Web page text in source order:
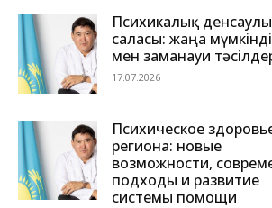
Психикалық
саласы: жаңа
мен заманауи
17.07.2026
Психическое
региона: новые
возможности,
подходы и развитие
системы помощи